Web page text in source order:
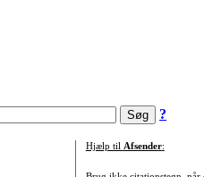
?
Hjælp til Afsender: